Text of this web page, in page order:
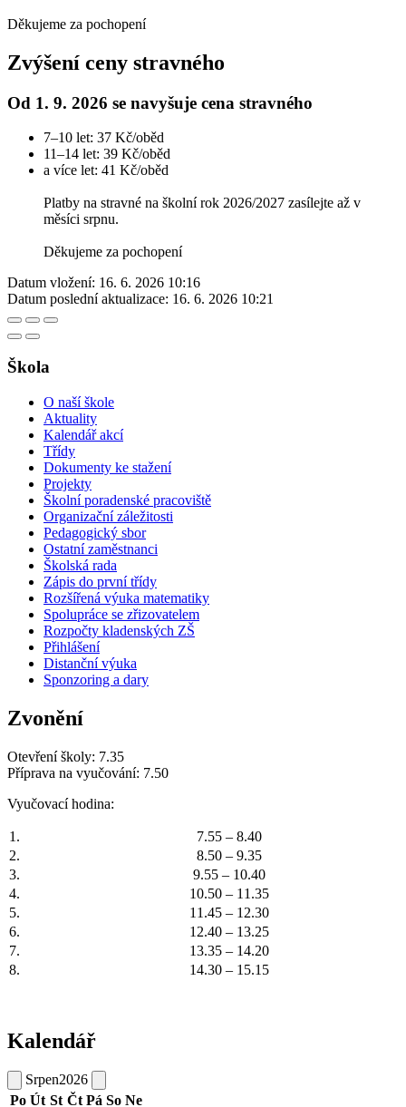
Děkujeme za pochopení
Zvýšení ceny stravného
Od 1. 9. 2026 se navyšuje cena stravného
7–10 let: 37 Kč/oběd
11–14 let: 39 Kč/oběd
a více let: 41 Kč/oběd
Platby na stravné na školní rok 2026/2027 zasílejte až v
měsíci srpnu.
Děkujeme za pochopení
Datum vložení: 16. 6. 2026 10:16
Datum poslední aktualizace: 16. 6. 2026 10:21
Škola
O naší škole
Aktuality
Kalendář akcí
Třídy
Dokumenty ke stažení
Projekty
Školní poradenské pracoviště
Organizační záležitosti
Pedagogický sbor
Ostatní zaměstnanci
Školská rada
Zápis do první třídy
Rozšířená výuka matematiky
Spolupráce se zřizovatelem
Rozpočty kladenských ZŠ
Přihlášení
Distanční výuka
Sponzoring a dary
Zvonění
Otevření školy: 7.35
Příprava na vyučování: 7.50
Vyučovací hodina:
1.
7.55 – 8.40
2.
8.50 – 9.35
3.
9.55 – 10.40
4.
10.50 – 11.35
5.
11.45 – 12.30
6.
12.40 – 13.25
7.
13.35 – 14.20
8.
14.30 – 15.15
Kalendář
Srpen2026
Po Út St Čt Pá So Ne